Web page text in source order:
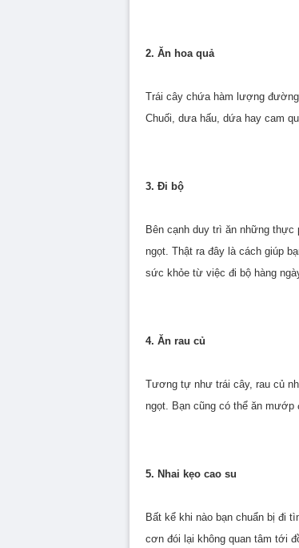
2. Ăn hoa quả
Trái cây chứa hàm lượng
Chuối, dưa hấu, dứa hay cam
3. Đi bộ
Bên cạnh duy trì ăn những thực
ngọt. Thật ra đây là cách giúp
sức khỏe từ việc đi bộ hàng
4. Ăn rau củ
Tương tự như trái cây, rau củ
ngọt. Bạn cũng có thể ăn mướp
5. Nhai kẹo cao su
Bất kể khi nào bạn chuẩn bị đi
cơn đói lại không quan tâm tới